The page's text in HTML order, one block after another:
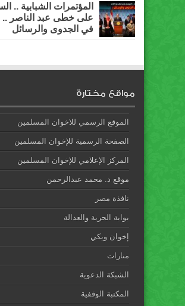
المؤتمرات الشبابية ..
على خطى عبد الناصر ..
في الجدوى والرسائل
مواقع مختارة
الموقع الرسمي للاخوان المسلمين
الصفحة الرسمية للإخوان المسلمين
المركز الإعلامي للإخوان المسلمين
موقع د. محمد عبدالرحمن
نافذة مصر
بوابة الحرية والعدالة
إخوان ويكي
منارات
الشبكة الدعوية
المكتبة الوقفية